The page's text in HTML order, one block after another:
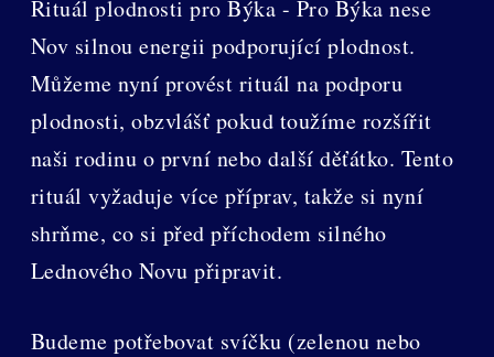
Rituál plodnosti pro Býka - Pro Býka nese
Nov silnou energii podporující plodnost.
Můžeme nyní provést rituál na podporu
plodnosti, obzvlášť pokud toužíme rozšířit
naši rodinu o první nebo další děťátko. Tento
rituál vyžaduje více příprav, takže si nyní
shrňme, co si před příchodem silného
Lednového Novu připravit.
Budeme potřebovat svíčku (zelenou nebo